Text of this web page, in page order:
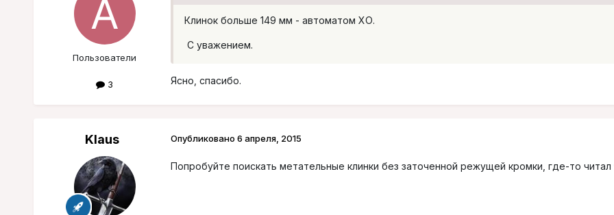
Пользователи
3
Клинок больше 149 мм - автоматом ХО.
С уважением.
Ясно, спасибо.
Klaus Опубликовано 6 апреля, 2015
Попробуйте поискать метательные клинки без заточенной режущей кромки, где-то